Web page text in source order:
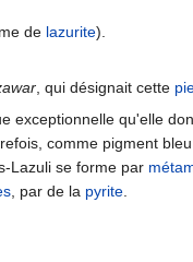
de lazurite).
, qui désignait cette
exceptionnelle qu'elle
comme pigment
Lazuli se forme par
, par de la pyrite